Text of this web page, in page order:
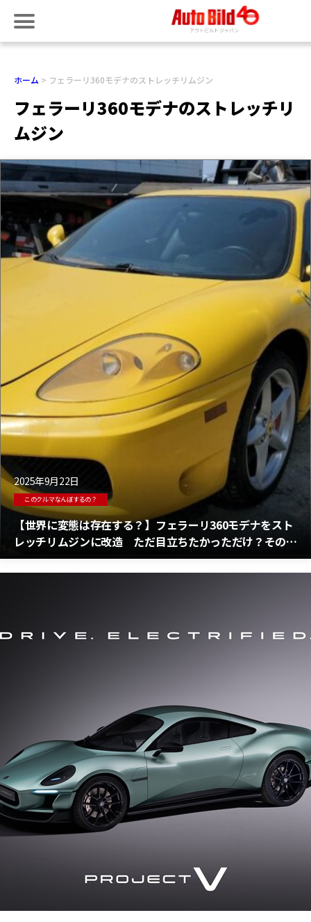
ホーム フェラーリ360モデナのストレッチリムジン
フェラーリ360モデナのストレッチリ
ムジン
2025年9月22日
このクルマなんぼするの？
【世界に変態は存在する？】フェラーリ360モデナをスト
レッチリムジンに改造 ただ目立ちたかっただけ？その価
格は驚くほど手頃だ！